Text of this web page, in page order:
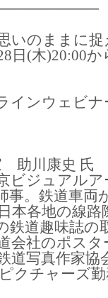
いのままに
日(木)20:00
ンウェビナ
川康史 氏
ビジュアル
事。鉄道車両
本各地の線
鉄道趣味誌の
会社のポス
道写真作家協
クチャーズ